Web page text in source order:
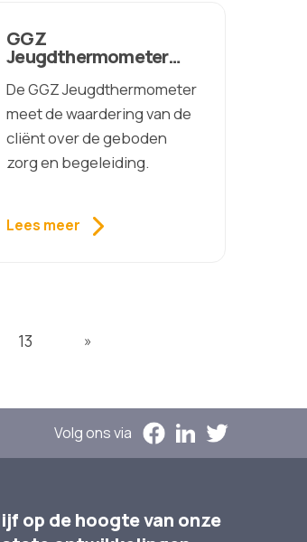
GGZ
Jeugdthermometer
Jongeren vanaf 12 jaar
– Zonder Biografische
Gegevens
De GGZ Jeugdthermometer
meet de waardering van de
cliënt over de geboden
zorg en begeleiding.
Lees meer
13 »
Volg ons via
op de hoogte van onze